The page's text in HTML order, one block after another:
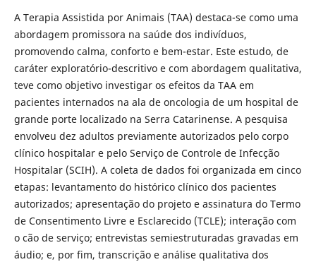
A Terapia Assistida por Animais (TAA) destaca-se como uma
abordagem promissora na saúde dos indivíduos,
promovendo calma, conforto e bem-estar. Este estudo, de
caráter exploratório-descritivo e com abordagem qualitativa,
teve como objetivo investigar os efeitos da TAA em
pacientes internados na ala de oncologia de um hospital de
grande porte localizado na Serra Catarinense. A pesquisa
envolveu dez adultos previamente autorizados pelo corpo
clínico hospitalar e pelo Serviço de Controle de Infecção
Hospitalar (SCIH). A coleta de dados foi organizada em cinco
etapas: levantamento do histórico clínico dos pacientes
autorizados; apresentação do projeto e assinatura do Termo
de Consentimento Livre e Esclarecido (TCLE); interação com
o cão de serviço; entrevistas semiestruturadas gravadas em
áudio; e, por fim, transcrição e análise qualitativa dos